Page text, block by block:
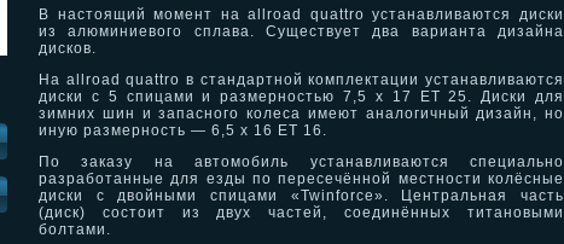
В настоящий момент на allroad quattro устанавливаются диски
из алюминиевого сплава. Существует два варианта дизайна
дисков.
На allroad quattro в стандартной комплектации устанавливаются
диски с 5 спицами и размерностью 7,5 x 17 ET 25. Диски для
зимних шин и запасного колеса имеют аналогичный дизайн, но
иную размерность — 6,5 x 16 ET 16.
По заказу на автомобиль устанавливаются специально
разработанные для езды по пересечённой местности колёсные
диски с двойными спицами «Twinforce». Центральная часть
(диск) состоит из двух частей, соединённых титановыми
болтами.